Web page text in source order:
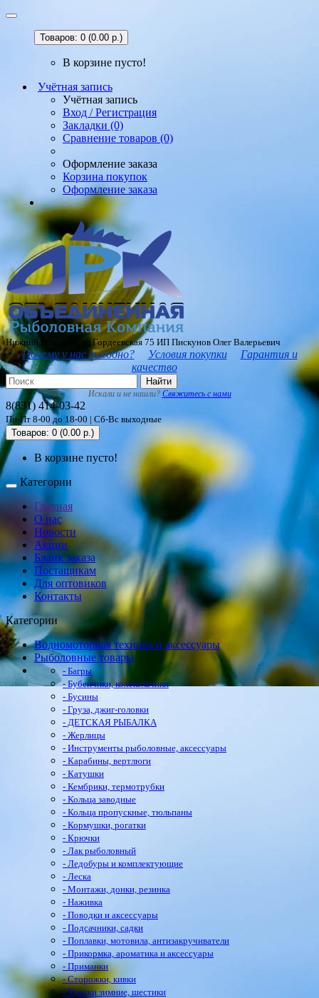
Товаров: 0 (0.00 р.)
В корзине пусто!
Учётная запись
Учётная запись
Вход / Регистрация
Закладки (0)
Сравнение товаров (0)
Оформление заказа
Корзина покупок
Оформление заказа
Нижний Новгород ул Гордеевская 75 ИП Пискунов Олег Валерьевич
Почему у нас выгодно? Условия покупки
Гарантия и
качество
Найти
Искали и не нашли? Свяжитесь с нами
8(831) 414-03-42
Пн-Пт 8-00 до 18-00 | Сб-Вс выходные
Товаров: 0 (0.00 р.)
В корзине пусто!
Категории
Главная
О нас
Новости
Акции
Бланк заказа
Постащикам
Для оптовиков
Контакты
Категории
Водномоторная техника и аксессуары
Рыболовные товары
- Багры
- Бубенчики, колокольчики
- Бусины
- Груза, джиг-головки
- ДЕТСКАЯ РЫБАЛКА
- Жерлицы
- Инструменты рыболовные, аксессуары
- Карабины, вертлюги
- Катушки
- Кембрики, термотрубки
- Кольца заводные
- Кольца пропускные, тюльпаны
- Кормушки, рогатки
- Крючки
- Лак рыболовный
- Ледобуры и комплектующие
- Леска
- Монтажи, донки, резинка
- Наживка
- Поводки и аксессуары
- Подсачники, садки
- Поплавки, мотовила, антизакручиватели
- Прикормка, ароматика и аксессуары
- Приманки
- Сторожки, кивки
- Удочки зимние, шестики